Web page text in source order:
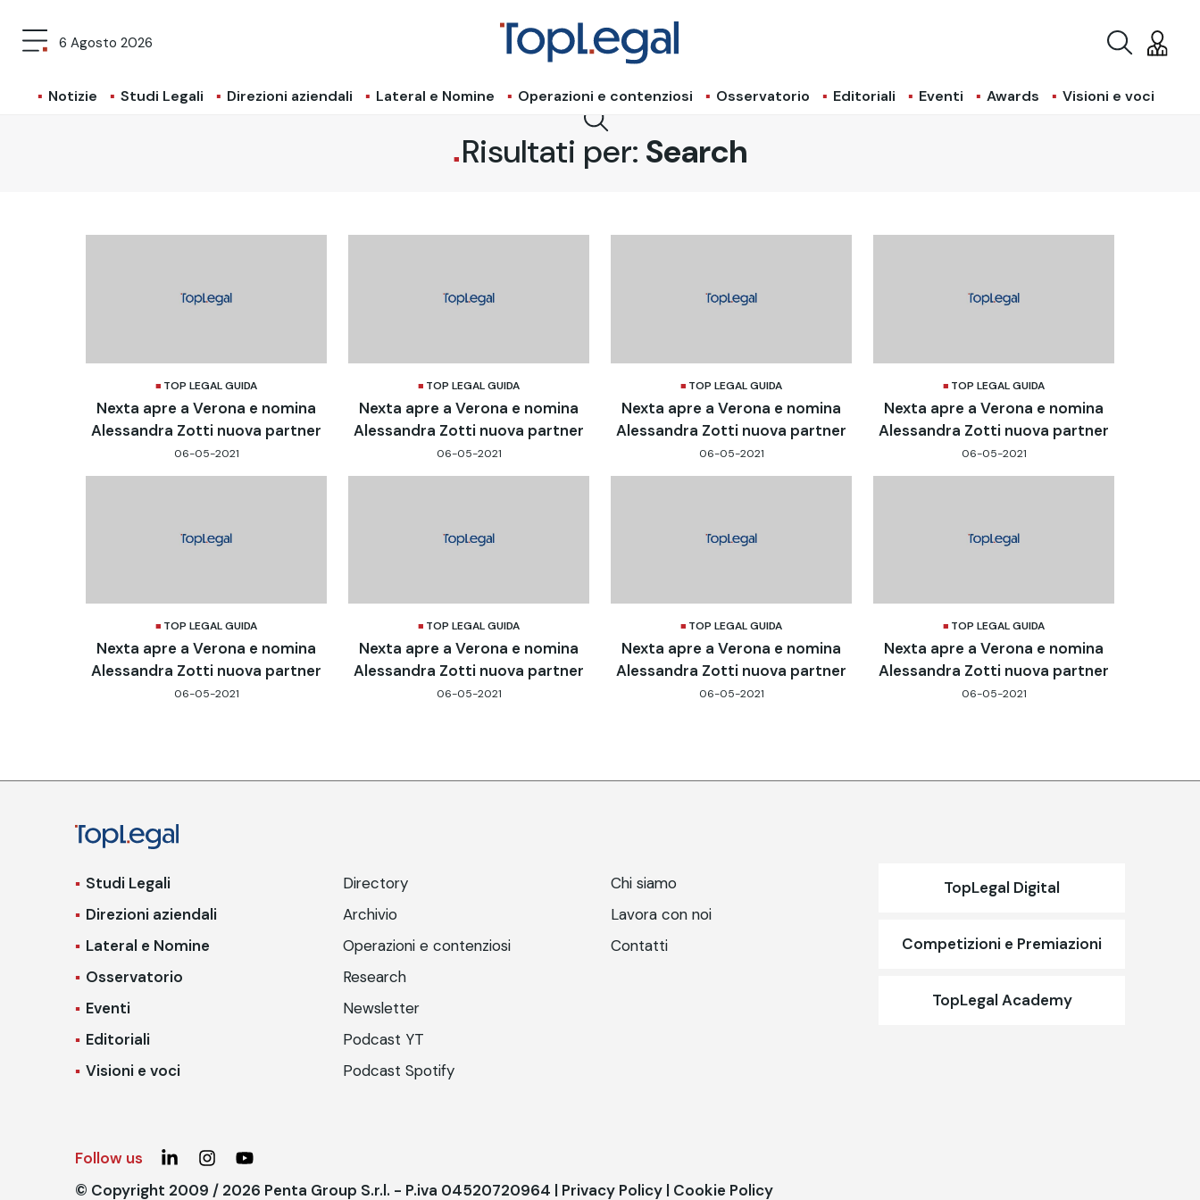
6 Agosto 2026
Notizie Studi Legali Direzioni aziendali Lateral e Nomine Operazioni e contenziosi Osservatorio Editoriali Eventi Awards Visioni e voci
Risultati per: Search
TOP LEGAL GUIDA
Nexta apre a Verona e nomina
Alessandra Zotti nuova partner
06-05-2021
TOP LEGAL GUIDA
Nexta apre a Verona e nomina
Alessandra Zotti nuova partner
06-05-2021
TOP LEGAL GUIDA
Nexta apre a Verona e nomina
Alessandra Zotti nuova partner
06-05-2021
TOP LEGAL GUIDA
Nexta apre a Verona e nomina
Alessandra Zotti nuova partner
06-05-2021
TOP LEGAL GUIDA
Nexta apre a Verona e nomina
Alessandra Zotti nuova partner
06-05-2021
TOP LEGAL GUIDA
Nexta apre a Verona e nomina
Alessandra Zotti nuova partner
06-05-2021
TOP LEGAL GUIDA
Nexta apre a Verona e nomina
Alessandra Zotti nuova partner
06-05-2021
TOP LEGAL GUIDA
Nexta apre a Verona e nomina
Alessandra Zotti nuova partner
06-05-2021
Studi Legali
Direzioni aziendali
Lateral e Nomine
Osservatorio
Eventi
Editoriali
Visioni e voci
Directory
Archivio
Operazioni e contenziosi
Research
Newsletter
Podcast YT
Podcast Spotify
Chi siamo
Lavora con noi
Contatti
TopLegal Digital
Competizioni e Premiazioni
TopLegal Academy
Follow us
© Copyright 2009 / 2026 Penta Group S.r.l. - P.iva 04520720964 | Privacy Policy | Cookie Policy